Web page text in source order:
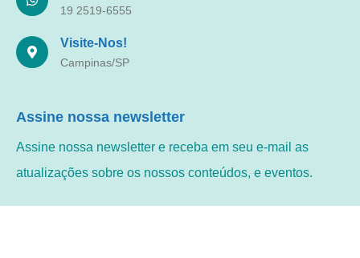
19 2519-6555
Visite-Nos!
Campinas/SP
Assine nossa newsletter
Assine nossa newsletter e receba em seu e-mail as
atualizações sobre os nossos conteúdos, e eventos.